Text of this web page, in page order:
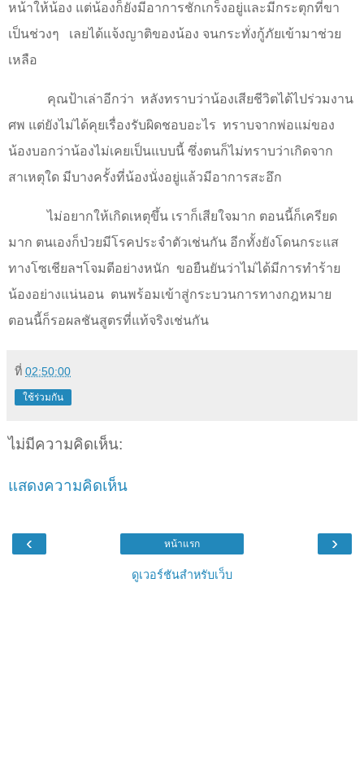
หน้าให้น้อง แต่น้องก็ยังมีอาการชักเกร็งอยู่และมีกระตุกที่ขา
เป็นช่วงๆ
เลยได้แจ้งญาติของน้อง จนกระทั่งกู้ภัยเข้ามาช่วย
เหลือ
คุณป้าเล่าอีกว่า หลังทราบว่าน้องเสียชีวิตได้ไปร่วมงาน
ศพ แต่ยังไม่ได้คุยเรื่องรับผิดชอบอะไร ทราบจากพ่อแม่ของ
น้องบอกว่าน้องไม่เคยเป็นแบบนี้ ซึ่งตนก็ไม่ทราบว่าเกิดจาก
สาเหตุใด มีบางครั้งที่น้องนั่งอยู่แล้วมีอาการสะอึก
ไม่อยากให้เกิดเหตุขึ้น เราก็เสียใจมาก ตอนนี้ก็เครียด
มาก ตนเองก็ป่วยมีโรคประจำตัวเช่นกัน อีกทั้งยังโดนกระแส
ทางโซเชียลฯโจมตีอย่างหนัก ขอยืนยันว่าไม่ได้มีการทำร้าย
น้องอย่างแน่นอน ตนพร้อมเข้าสู่กระบวนการทางกฎหมาย
ตอนนี้ก็รอผลชันสูตรที่แท้จริงเช่นกัน
ที่ 02:50:00
ใช้ร่วมกัน
ไม่มีความคิดเห็น:
แสดงความคิดเห็น
‹ ›
หน้าแรก
ดูเวอร์ชันสำหรับเว็บ